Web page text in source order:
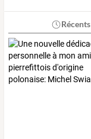
Récents